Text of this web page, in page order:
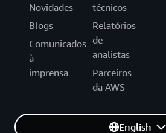
Novidades
Blogs
Comunicados
à
imprensa
técnicos
Relatórios
de
analistas
Parceiros
da AWS
English